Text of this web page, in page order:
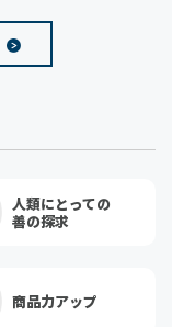
人類にとっての
善の探求
商品力アップ